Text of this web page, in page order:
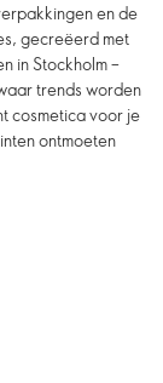
en de
gecreëerd met
in Stockholm –
trends worden
cosmetica voor je
ontmoeten